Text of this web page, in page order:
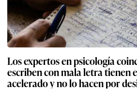
Los expertos en psicología
escriben con mala letra tienen
acelerado y no lo hacen por